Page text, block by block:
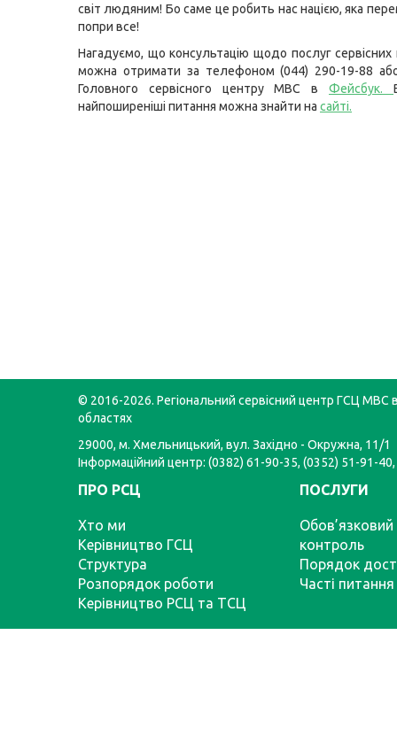
світ людяним! Бо саме це робить нас нацією, яка
попри все!
Нагадуємо, що консультацію щодо послуг
можна отримати за телефоном (044) 290-19-88 або
Головного сервісного центру МВС вФейсбук.
найпоширеніші питання можна знайти на сайті.
© 2016-2026. Регіональний сервісний центр ГСЦ МВС
областях
29000, м. Хмельницький, вул. Західно - Окружна, 11/1
Інформаційний центр: (0382) 61-90-35, (0352) 51-91-
ПРО РСЦ
Хто ми
Керівництво ГСЦ
Структура
Розпорядок роботи
Керівництво РСЦ та ТСЦ
ПОСЛУГИ
Обов’язковий
контроль
Порядок
Часті питання